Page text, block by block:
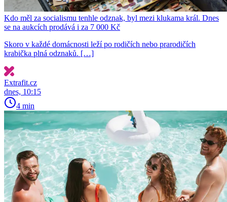
Kdo měl za socialismu tenhle odznak, byl mezi klukama král. Dnes
se na aukcích prodává i za 7 000 Kč
Skoro v každé domácnosti leží po rodičích nebo prarodičích
krabička plná odznaků. […]
Extrafit.cz
dnes, 10:15
4 min